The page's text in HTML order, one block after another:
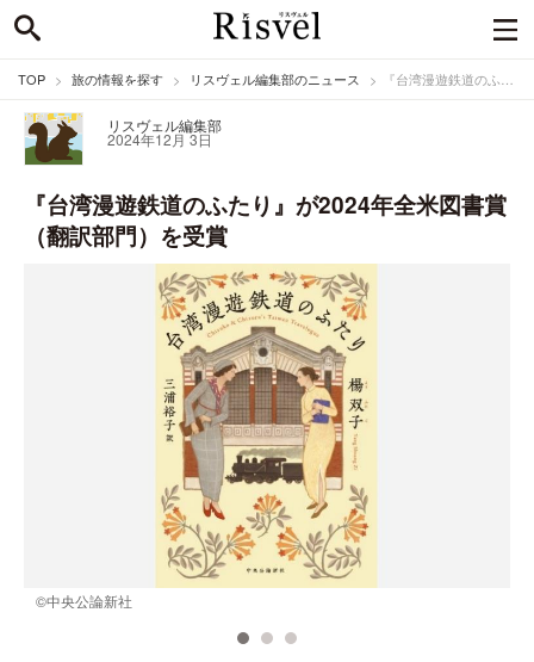
TOP 旅の情報を探す リスヴェル編集部のニュース 『台湾漫遊鉄道のふたり』が2024年全米図書賞（翻訳部門）を受賞
リスヴェル編集部
2024年12月 3日
『台湾漫遊鉄道のふたり』が2024年全米図書賞
（翻訳部門）を受賞
©️中央公論新社